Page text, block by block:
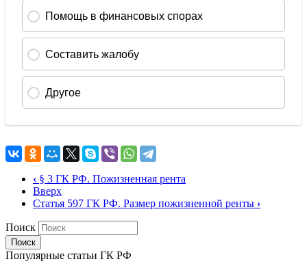
‹ § 3 ГК РФ. Пожизненная рента
Вверх
Статья 597 ГК РФ. Размер пожизненной ренты ›
Поиск
Популярные статьи ГК РФ